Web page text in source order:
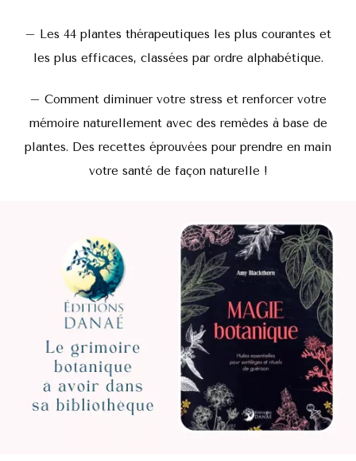
– Les 44 plantes thérapeutiques les plus courantes et
les plus efficaces, classées par ordre alphabétique.
– Comment diminuer votre stress et renforcer votre
mémoire naturellement avec des remèdes à base de
plantes. Des recettes éprouvées pour prendre en main
votre santé de façon naturelle !